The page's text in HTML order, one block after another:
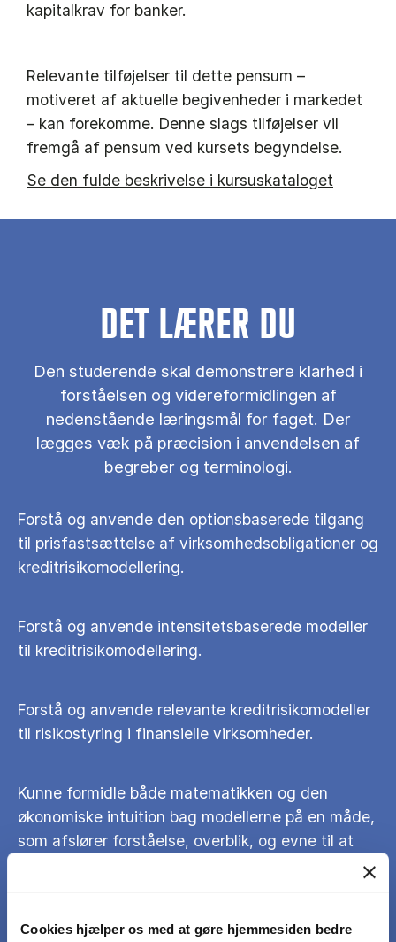
Cookies hjælper os med at gøre hjemmesiden bedre
kapitalkrav for banker.
Relevante tilføjelser til dette pensum –
motiveret af aktuelle begivenheder i markedet
– kan forekomme. Denne slags tilføjelser vil
fremgå af pensum ved kursets begyndelse.
Se den fulde beskrivelse i kursuskataloget
DET LÆRER DU
Den studerende skal demonstrere klarhed i
forståelsen og videreformidlingen af
nedenstående læringsmål for faget. Der
lægges væk på præcision i anvendelsen af
begreber og terminologi.
Forstå og anvende den optionsbaserede tilgang
til prisfastsættelse af virksomhedsobligationer og
kreditrisikomodellering.
Forstå og anvende intensitetsbaserede modeller
til kreditrisikomodellering.
Forstå og anvende relevante kreditrisikomodeller
til risikostyring i finansielle virksomheder.
Kunne formidle både matematikken og den
økonomiske intuition bag modellerne på en måde,
som afslører forståelse, overblik, og evne til at
gennemføre modelbaserede ræsonnementer om
praktiske forhold.